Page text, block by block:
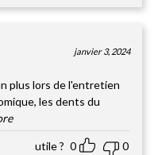
janvier 3, 2024
plus lors de l'entretien
les dents du
utile ? 0 0